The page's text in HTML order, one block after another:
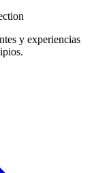
y experiencias